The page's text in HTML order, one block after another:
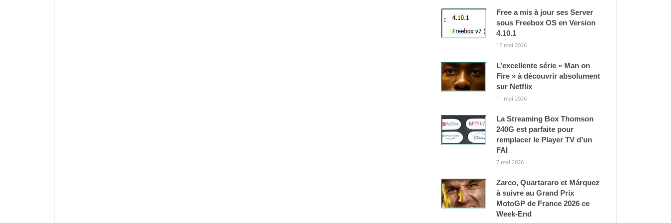
Free a mis à jour ses Server
sous Freebox OS en Version
4.10.1
12 mai 2026
L’excellente série « Man on
Fire » à découvrir absolument
sur Netflix
11 mai 2026
La Streaming Box Thomson
240G est parfaite pour
remplacer le Player TV d’un
FAI
7 mai 2026
Zarco, Quartararo et Márquez
à suivre au Grand Prix
MotoGP de France 2026 ce
Week-End